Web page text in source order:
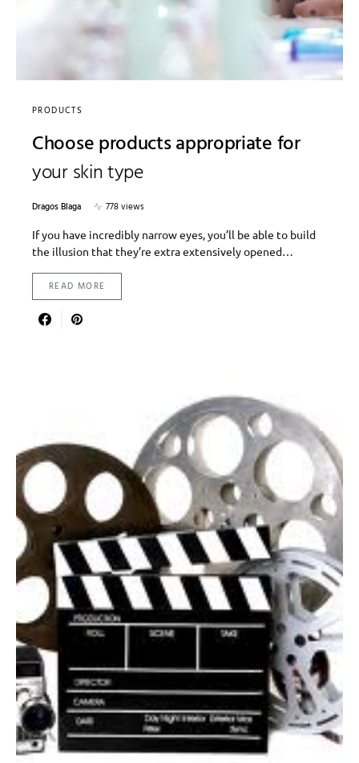
PRODUCTS
Choose products appropriate for
your skin type
Dragos Blaga
778 views
If you have incredibly narrow eyes, you’ll be able to build
the illusion that they’re extra extensively opened…
READ MORE